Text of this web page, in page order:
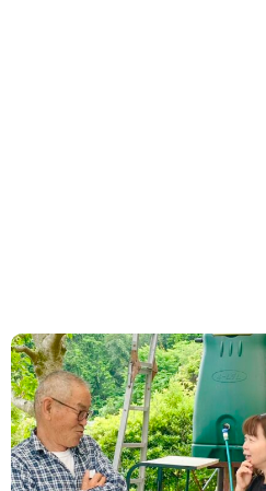
2023.06.02/カフェトレ美塾
6月11日カフェトレ美
今月は久々にイベントを開
禍で難しかったのが 人と人